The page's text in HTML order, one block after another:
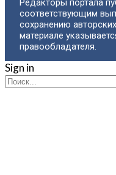
Редакторы портала
соответствующим
сохранению
материале
правообладателя.
Sign in